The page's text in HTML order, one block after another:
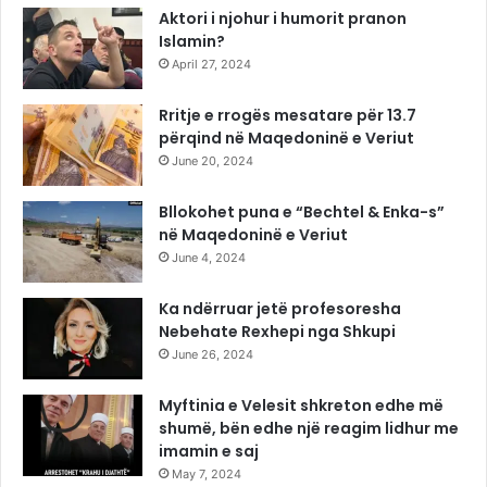
Aktori i njohur i humorit pranon
Islamin?
April 27, 2024
Rritje e rrogës mesatare për 13.7
përqind në Maqedoninë e Veriut
June 20, 2024
Bllokohet puna e “Bechtel & Enka-s”
në Maqedoninë e Veriut
June 4, 2024
Ka ndërruar jetë profesoresha
Nebehate Rexhepi nga Shkupi
June 26, 2024
Myftinia e Velesit shkreton edhe më
shumë, bën edhe një reagim lidhur me
imamin e saj
May 7, 2024